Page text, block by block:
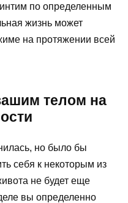
по определенным
жизнь может
на протяжении всей
телом на
но было бы
себя к некоторым из
не будет еще
вы определенно